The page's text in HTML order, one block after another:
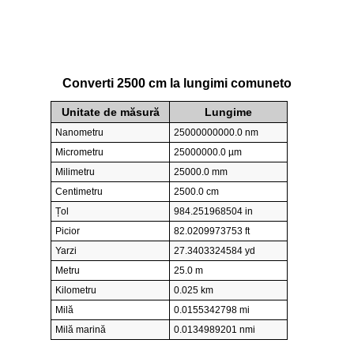
Converti 2500 cm la lungimi comuneto
Unitate de măsură Lungime
Nanometru
25000000000.0 nm
Micrometru
25000000.0 µm
Milimetru
25000.0 mm
Centimetru
2500.0 cm
Țol
984.251968504 in
Picior
82.0209973753 ft
Yarzi
27.3403324584 yd
Metru
25.0 m
Kilometru
0.025 km
Milă
0.0155342798 mi
Milă marină
0.0134989201 nmi